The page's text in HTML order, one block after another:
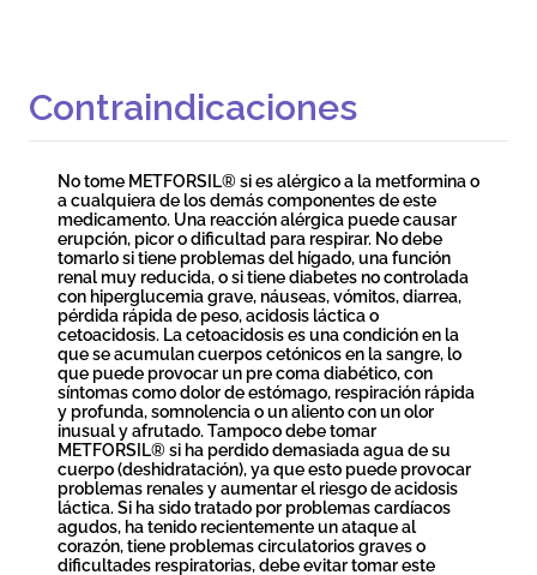
Contraindicaciones
No tome METFORSIL® si es alérgico a la metformina o
a cualquiera de los demás componentes de este
medicamento. Una reacción alérgica puede causar
erupción, picor o dificultad para respirar. No debe
tomarlo si tiene problemas del hígado, una función
renal muy reducida, o si tiene diabetes no controlada
con hiperglucemia grave, náuseas, vómitos, diarrea,
pérdida rápida de peso, acidosis láctica o
cetoacidosis. La cetoacidosis es una condición en la
que se acumulan cuerpos cetónicos en la sangre, lo
que puede provocar un pre coma diabético, con
síntomas como dolor de estómago, respiración rápida
y profunda, somnolencia o un aliento con un olor
inusual y afrutado. Tampoco debe tomar
METFORSIL® si ha perdido demasiada agua de su
cuerpo (deshidratación), ya que esto puede provocar
problemas renales y aumentar el riesgo de acidosis
láctica. Si ha sido tratado por problemas cardíacos
agudos, ha tenido recientemente un ataque al
corazón, tiene problemas circulatorios graves o
dificultades respiratorias, debe evitar tomar este